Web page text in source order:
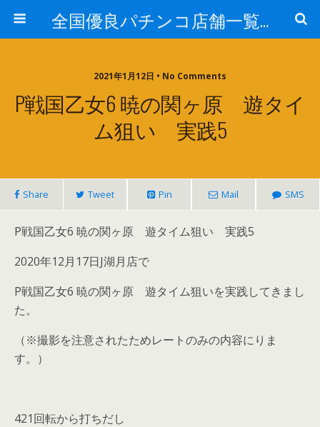
全国優良パチンコ店舗一覧：プロ厳選ガイド
2021年1月12日 • No Comments
P戦国乙女6 暁の関ヶ原 遊タイ
ム狙い 実践5
Share Tweet Pin Mail SMS
P戦国乙女6 暁の関ヶ原 遊タイム狙い 実践5
2020年12月17日J湖月店で
P戦国乙女6 暁の関ヶ原 遊タイム狙いを実践してきまし
た。
（※撮影を注意されたためレートのみの内容にりま
す。）
421回転から打ちだし